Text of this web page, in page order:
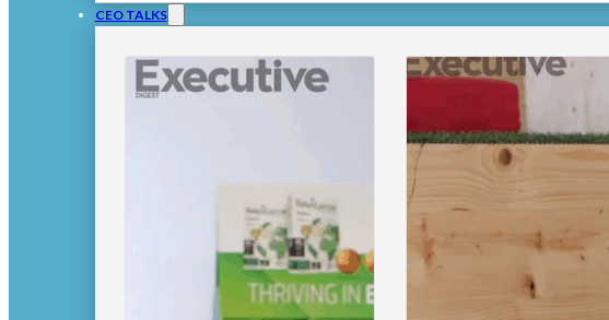
CEO TALKS